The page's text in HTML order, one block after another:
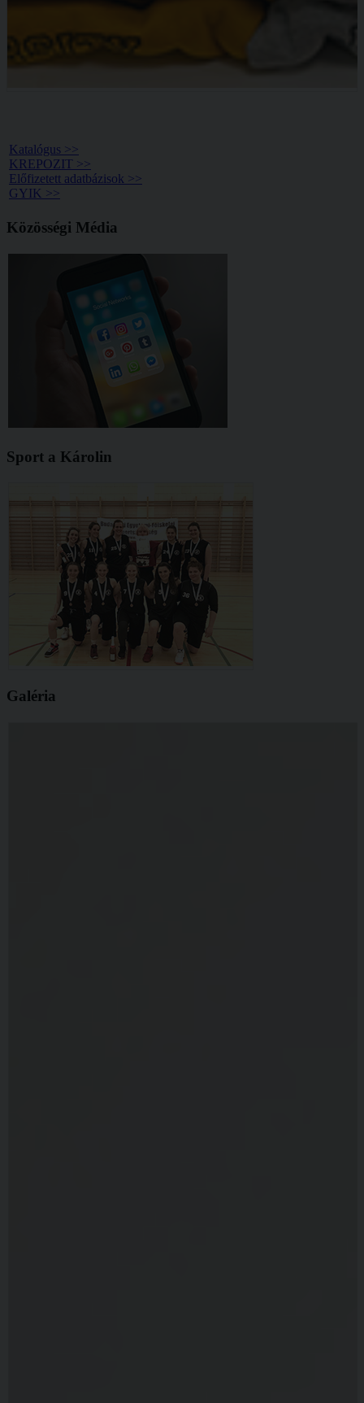
Katalógus >>
KREPOZIT >>
Előfizetett adatbázisok >>
GYIK >>
Közösségi Média
Sport a Károlin
Galéria